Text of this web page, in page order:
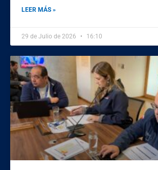
LEER MÁS »
29 de Julio de 2026 16:10